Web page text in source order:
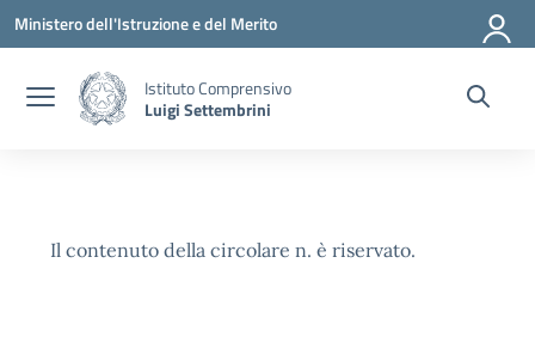
Vai ai contenuti
Vai al menu di navigazione
Vai al footer
Ministero dell'Istruzione e del Merito
Istituto Comprensivo
Luigi Settembrini
Il contenuto della circolare n. è riservato.